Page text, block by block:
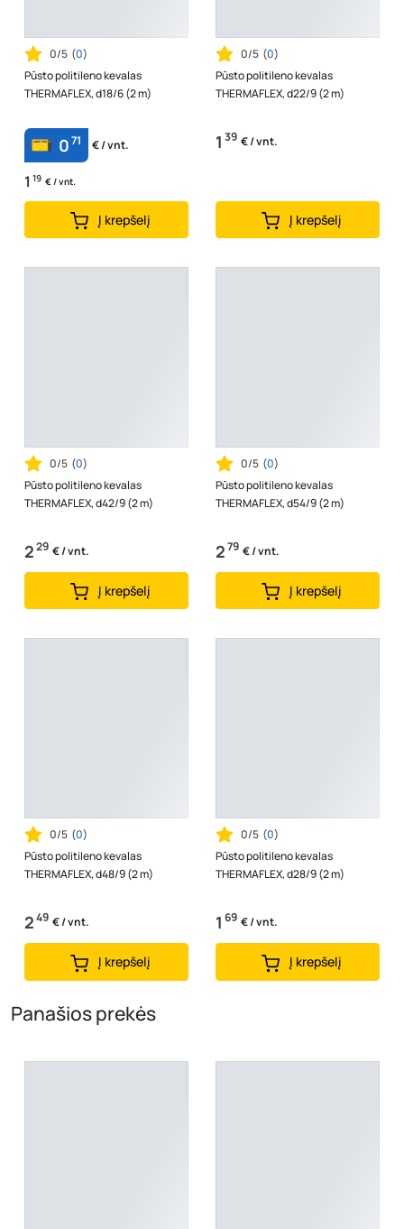
0/5 (0)
Pūsto politileno kevalas
THERMAFLEX, d18/6 (2 m)
071 € / vnt.
1 19 € / vnt.
Į krepšelį
0/5 (0)
Pūsto politileno kevalas
THERMAFLEX, d22/9 (2 m)
1 39 € / vnt.
Į krepšelį
0/5 (0)
Pūsto politileno kevalas
THERMAFLEX, d42/9 (2 m)
229 € / vnt.
Į krepšelį
0/5 (0)
Pūsto politileno kevalas
THERMAFLEX, d54/9 (2 m)
279 € / vnt.
Į krepšelį
0/5 (0)
Pūsto politileno kevalas
THERMAFLEX, d48/9 (2 m)
249 € / vnt.
Į krepšelį
0/5 (0)
Pūsto politileno kevalas
THERMAFLEX, d28/9 (2 m)
1 69 € / vnt.
Į krepšelį
Panašios prekės